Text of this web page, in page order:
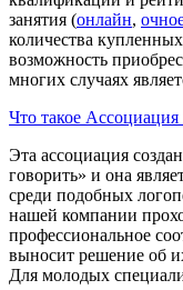
занятия (онлайн,
количества
возможность
многих случаях
Что такое
Эта ассоциация
говорить» и она
среди подобных
нашей компании
профессиональное
выносит решение об
Для молодых